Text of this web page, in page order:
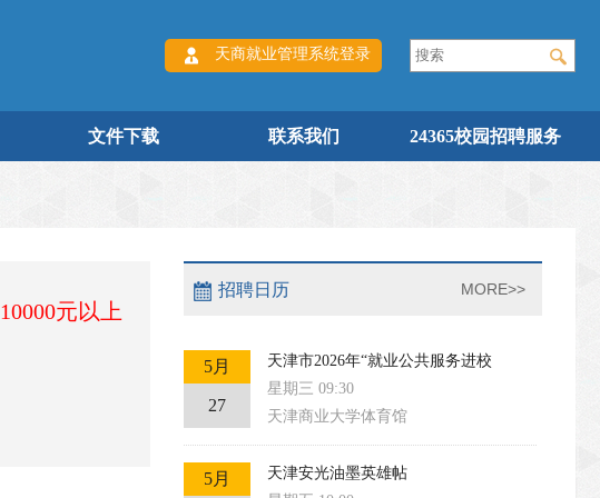
天商就业管理系统登录
文件下载 联系我们 24365校园招聘服务
10000元以上
招聘日历 MORE>>
5月
27
天津市2026年“就业公共服务进校
星期三 09:30
天津商业大学体育馆
5月
天津安光油墨英雄帖